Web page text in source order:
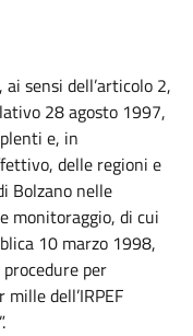
sensi dell’articolo 2,
28 agosto 1997,
e, in
delle regioni e
Bolzano nelle
monitoraggio, di cui
10 marzo 1998,
per
dell’IRPEF